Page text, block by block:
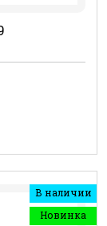
В наличии
Новинка